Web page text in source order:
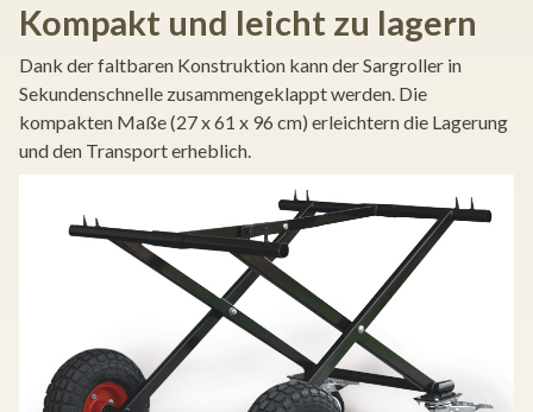
Kompakt und leicht zu lagern
Dank der faltbaren Konstruktion kann der Sargroller in
Sekundenschnelle zusammengeklappt werden. Die
kompakten Maße (27 x 61 x 96 cm) erleichtern die Lagerung
und den Transport erheblich.